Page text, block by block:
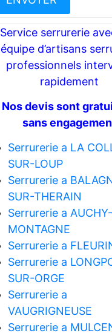
Service serrurerie
équipe d’artisans
professionnels
rapidement
Nos devis sont
sans
Serrurerie a LA
SUR-LOUP
Serrurerie a
SUR-THERAIN
Serrurerie a
MONTAGNE
Serrurerie a
Serrurerie a
SUR-ORGE
Serrurerie a
VAUGRIGNEUSE
Serrurerie a